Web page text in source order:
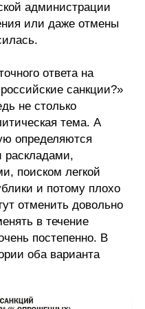
администрации
или даже отмены
ответа на
санкции?»
не столько
тема. А
определяются
поиском легкой
и потому плохо
отменить довольно
в течение
постепенно. В
оба варианта